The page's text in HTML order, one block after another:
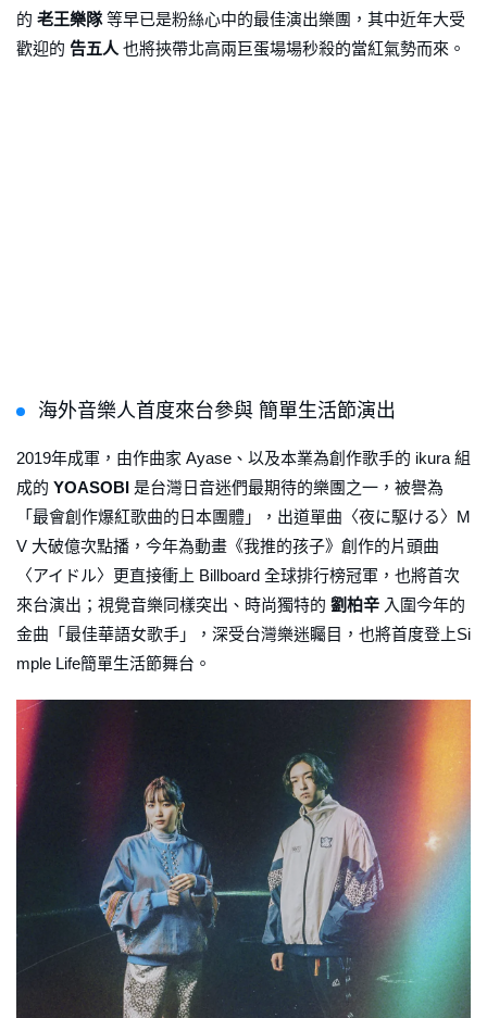
的 老王樂隊等早已是粉絲心中的最佳演出樂團，其中近年大受
歡迎的 告五人 也將挾帶北高兩巨蛋場場秒殺的當紅氣勢而來。
海外音樂人首度來台參與 簡單生活節演出
2019年成軍，由作曲家 Ayase、以及本業為創作歌手的 ikura 組
成的 YOASOBI 是台灣日音迷們最期待的樂團之一，被譽為
「最會創作爆紅歌曲的日本團體」，出道單曲〈夜に駆ける〉M
V 大破億次點播，今年為動畫《我推的孩子》創作的片頭曲
〈アイドル〉更直接衝上 Billboard 全球排行榜冠軍，也將首次
來台演出；視覺音樂同樣突出、時尚獨特的 劉柏辛 入圍今年的
金曲「最佳華語女歌手」，深受台灣樂迷矚目，也將首度登上Si
mple Life簡單生活節舞台。